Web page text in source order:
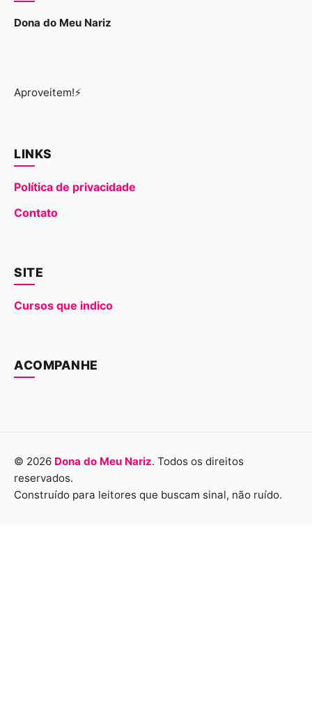
Dona do Meu Nariz
Aproveitem!⚡
LINKS
Política de privacidade
Contato
SITE
Cursos que indico
ACOMPANHE
© 2026 Dona do Meu Nariz. Todos os direitos
reservados.
Construído para leitores que buscam sinal, não ruído.